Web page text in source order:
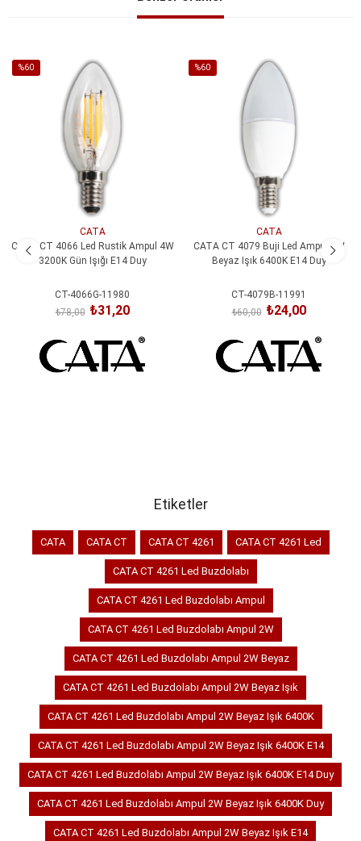
%60
CATA
CATA CT 4066 Led Rustik Ampul 4W
3200K Gün Işığı E14 Duy
CT-4066G-11980
₺31,20
₺78,00
%60
CATA
CATA CT 4079 Buji Led Ampul 7W
Beyaz Işık 6400K E14 Duy
CT-4079B-11991
₺24,00
₺60,00
Etiketler
CATA CATA CT CATA CT 4261 CATA CT 4261 Led
CATA CT 4261 Led Buzdolabı
CATA CT 4261 Led Buzdolabı Ampul
CATA CT 4261 Led Buzdolabı Ampul 2W
CATA CT 4261 Led Buzdolabı Ampul 2W Beyaz
CATA CT 4261 Led Buzdolabı Ampul 2W Beyaz Işık
CATA CT 4261 Led Buzdolabı Ampul 2W Beyaz Işık 6400K
CATA CT 4261 Led Buzdolabı Ampul 2W Beyaz Işık 6400K E14
CATA CT 4261 Led Buzdolabı Ampul 2W Beyaz Işık 6400K E14 Duy
CATA CT 4261 Led Buzdolabı Ampul 2W Beyaz Işık 6400K Duy
CATA CT 4261 Led Buzdolabı Ampul 2W Beyaz Işık E14